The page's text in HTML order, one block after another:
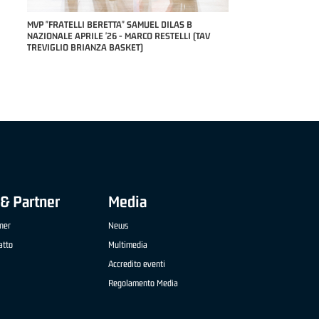
MVP "FRATELLI BERETTA" SAMUEL DILAS B
NAZIONALE APRILE '26 - MARCO RESTELLI (TAV
TREVIGLIO BRIANZA BASKET)
Partner Media
News
Multimedia
Accredito eventi
Regolamento Media